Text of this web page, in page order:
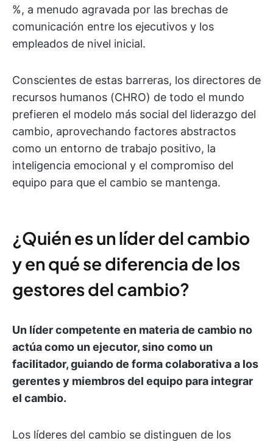
%, a menudo agravada por las brechas de
comunicación entre los ejecutivos y los
empleados de nivel inicial.
Conscientes de estas barreras, los directores de
recursos humanos (CHRO) de todo el mundo
prefieren el modelo más social del liderazgo del
cambio, aprovechando factores abstractos
como un entorno de trabajo positivo, la
inteligencia emocional y el compromiso del
equipo para que el cambio se mantenga.
¿Quién es un líder del cambio
y en qué se diferencia de los
gestores del cambio?
Un líder competente en materia de cambio no
actúa como un ejecutor, sino como un
facilitador, guiando de forma colaborativa a los
gerentes y miembros del equipo para integrar
el cambio.
Los líderes del cambio se distinguen de los